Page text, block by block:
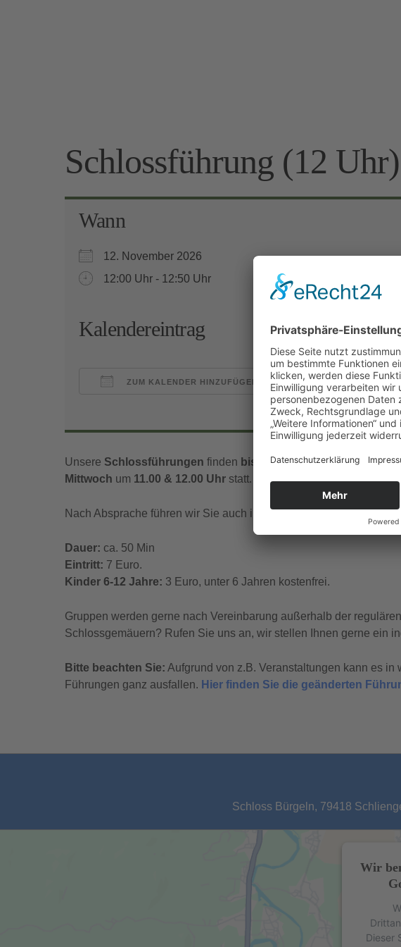
Schlossführung (12 Uhr)
Wann
12. November 2026
12:00 Uhr - 12:50 Uhr
Kalendereintrag
ZUM KALENDER HINZUFÜGEN
Google Kalender
Unsere Schlossführungen finden bis Mitte November Dienstag,
Mittwoch um 11.00 & 12.00 Uhr statt.
Nach Absprache führen wir Sie auch in englischer und
Dauer: ca. 50 Min
Eintritt: 7 Euro.
Kinder 6-12 Jahre: 3 Euro, unter 6 Jahren kostenfrei.
Gruppen werden gerne nach Vereinbarung außerhalb der
Schlossgemäuern? Rufen Sie uns an, wir stellen Ihnen gerne ein
Bitte beachten Sie: Aufgrund von z.B. Veranstaltungen kann es
Führungen ganz ausfallen. Hier finden Sie die geänderten
Schloss Bürgeln, 79418
Wir
Dieser